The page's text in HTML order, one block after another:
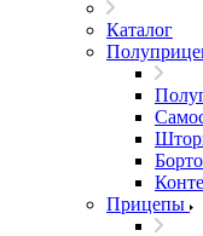
Каталог
Прицепы